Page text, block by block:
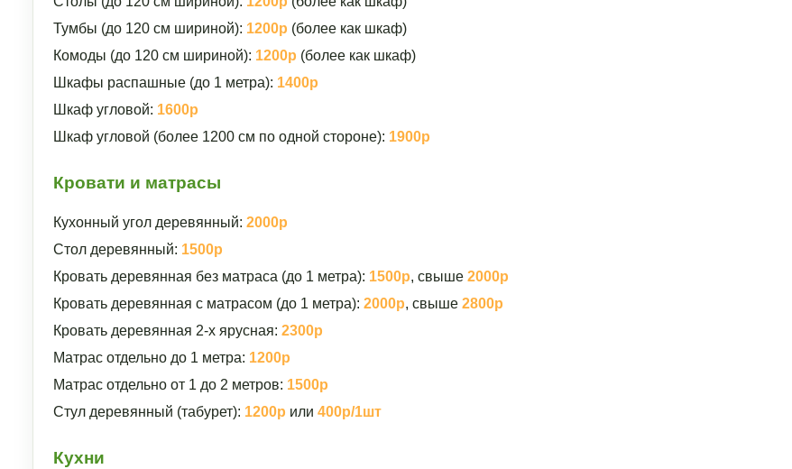
Тумбы (до 120 см шириной): 1200р (более как шкаф)
Комоды (до 120 см шириной): 1200р (более как шкаф)
Шкафы распашные (до 1 метра): 1400р
Шкаф угловой: 1600р
Шкаф угловой (более 1200 см по одной стороне): 1900р
Кровати и матрасы
Кухонный угол деревянный: 2000р
Стол деревянный: 1500р
Кровать деревянная без матраса (до 1 метра): 1500р, свыше 2000р
Кровать деревянная с матрасом (до 1 метра): 2000р, свыше 2800р
Кровать деревянная 2-х ярусная: 2300р
Матрас отдельно до 1 метра: 1200р
Матрас отдельно от 1 до 2 метров: 1500р
Стул деревянный (табурет): 1200р или 400р/1шт
Кухни